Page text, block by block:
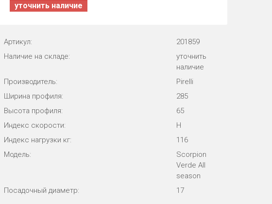
уточнить наличие
Артикул:
201859
Наличие на складе:
уточнить
наличие
Производитель:
Pirelli
Ширина профиля:
285
Высота профиля:
65
Индекс скорости:
H
Индекс нагрузки кг:
116
Модель:
Scorpion
Verde All
season
Посадочный диаметр:
17